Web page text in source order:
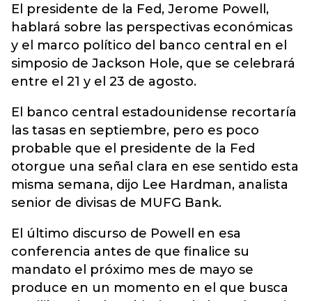
El presidente de la Fed, Jerome Powell,
hablará sobre las perspectivas económicas
y el marco político del banco central en el
simposio de Jackson Hole, que se celebrará
entre el 21 y el 23 de agosto.
El banco central estadounidense recortaría
las tasas en septiembre, pero es poco
probable que el presidente de la Fed
otorgue una señal clara en ese sentido esta
misma semana, dijo Lee Hardman, analista
senior de divisas de MUFG Bank.
El último discurso de Powell en esa
conferencia antes de que finalice su
mandato el próximo mes de mayo se
produce en un momento en el que busca